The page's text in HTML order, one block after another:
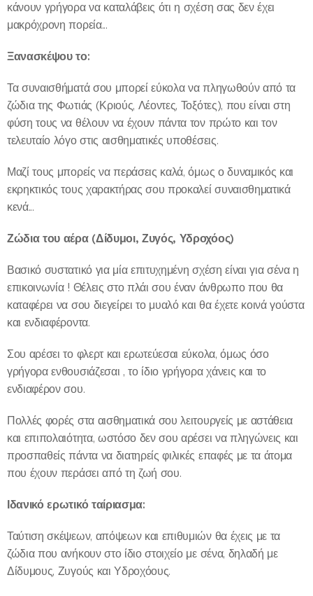
κάνουν γρήγορα να καταλάβεις ότι η σχέση σας δεν έχει
μακρόχρονη πορεία...
Ξανασκέψου το:
Τα συναισθήματά σου μπορεί εύκολα να πληγωθούν από τα
ζώδια της Φωτιάς (Κριούς, Λέοντες, Τοξότες), που είναι στη
φύση τους να θέλουν να έχουν πάντα τον πρώτο και τον
τελευταίο λόγο στις αισθηματικές υποθέσεις.
Μαζί τους μπορείς να περάσεις καλά, όμως ο δυναμικός και
εκρηκτικός τους χαρακτήρας σου προκαλεί συναισθηματικά
κενά...
Ζώδια του αέρα (Δίδυμοι, Ζυγός, Υδροχόος)
Βασικό συστατικό για μία επιτυχημένη σχέση είναι για σένα η
επικοινωνία ! Θέλεις στο πλάι σου έναν άνθρωπο που θα
καταφέρει να σου διεγείρει το μυαλό και θα έχετε κοινά γούστα
και ενδιαφέροντα.
Σου αρέσει το φλερτ και ερωτεύεσαι εύκολα, όμως όσο
γρήγορα ενθουσιάζεσαι , το ίδιο γρήγορα χάνεις και το
ενδιαφέρον σου.
Πολλές φορές στα αισθηματικά σου λειτουργείς με αστάθεια
και επιπολαιότητα, ωστόσο δεν σου αρέσει να πληγώνεις και
προσπαθείς πάντα να διατηρείς φιλικές επαφές με τα άτομα
που έχουν περάσει από τη ζωή σου.
Ιδανικό ερωτικό ταίριασμα:
Ταύτιση σκέψεων, απόψεων και επιθυμιών θα έχεις με τα
ζώδια που ανήκουν στο ίδιο στοιχείο με σένα, δηλαδή με
Δίδυμους, Ζυγούς και Υδροχόους.